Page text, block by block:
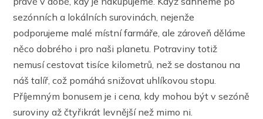
sezónních a lokálních surovinách, nejenže
podporujeme malé místní farmáře, ale zároveň děláme
něco dobrého i pro naši planetu. Potraviny totiž
nemusí cestovat tisíce kilometrů, než se dostanou na
náš talíř, což pomáhá snižovat uhlíkovou stopu.
Příjemným bonusem je i cena, kdy mohou být v sezóně
suroviny až čtyřikrát levnější než mimo ni.